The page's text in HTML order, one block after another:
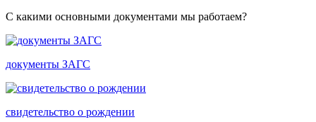
С какими основными документами мы работаем?
документы ЗАГС
свидетельство о рождении